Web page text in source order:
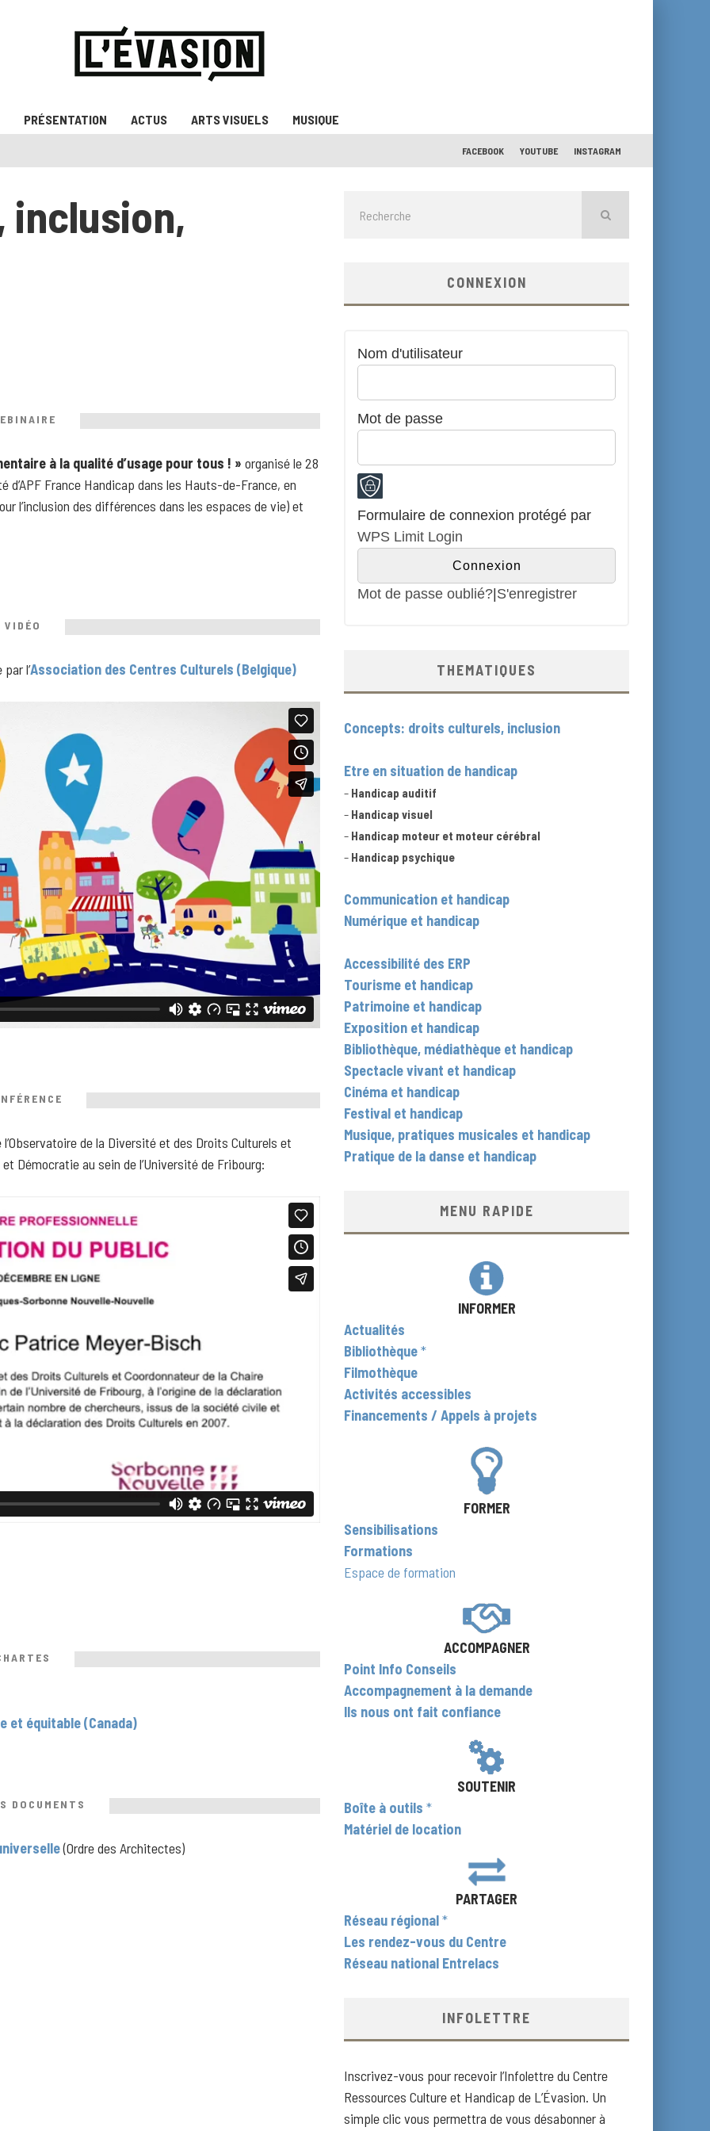
PRÉSENTATION ACTUS ARTS VISUELS MUSIQUE
FACEBOOK YOUTUBE INSTAGRAM
inclusion,
à la qualité d’usage pour tous ! » organisé le 28
France Handicap dans les Hauts-de-France, en
l’inclusion des différences dans les espaces de vie) et
VIDÉO
l’Association des Centres Culturels (Belgique)
de la Diversité et des Droits Culturels et
Démocratie au sein de l’Université de Fribourg:
et équitable (Canada)
DOCUMENTS
(Ordre des Architectes)
CONNEXION
Nom d'utilisateur
Mot de passe
Formulaire de connexion protégé par
WPS Limit Login
Mot de passe oublié? S'enregistrer
THEMATIQUES
Concepts: droits culturels, inclusion
Etre en situation de handicap
– Handicap auditif
– Handicap visuel
– Handicap moteur et moteur cérébral
– Handicap psychique
Communication et handicap
Numérique et handicap
Accessibilité des ERP
Tourisme et handicap
Patrimoine et handicap
Exposition et handicap
Bibliothèque, médiathèque et handicap
Spectacle vivant et handicap
Cinéma et handicap
Festival et handicap
Musique, pratiques musicales et handicap
Pratique de la danse et handicap
MENU RAPIDE
INFORMER
Actualités
Bibliothèque*
Filmothèque
Activités accessibles
Financements / Appels à projets
FORMER
Sensibilisations
Formations
Espace de formation
ACCOMPAGNER
Point Info Conseils
Accompagnement à la demande
Ils nous ont fait confiance
SOUTENIR
Boîte à outils *
Matériel de location
PARTAGER
Réseau régional*
Les rendez-vous du Centre
Réseau national Entrelacs
INFOLETTRE
Inscrivez-vous pour recevoir l’Infolettre du Centre
Ressources Culture et Handicap de L’Évasion. Un
simple clic vous permettra de vous désabonner à